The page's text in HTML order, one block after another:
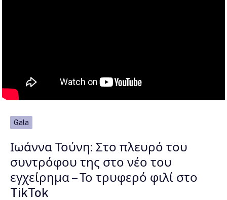
Gala
Ιωάννα Τούνη: Στο πλευρό του
συντρόφου της στο νέο του
εγχείρημα – Το τρυφερό φιλί στο
TikTok